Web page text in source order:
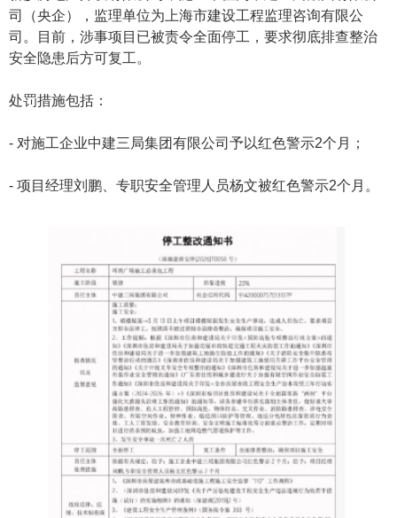
司（央企），监理单位为上海市建设工程监理咨询有限公
司。目前，涉事项目已被责令全面停工，要求彻底排查整治
安全隐患后方可复工。
处罚措施包括：
- 对施工企业中建三局集团有限公司予以红色警示2个月；
- 项目经理刘鹏、专职安全管理人员杨文被红色警示2个月。